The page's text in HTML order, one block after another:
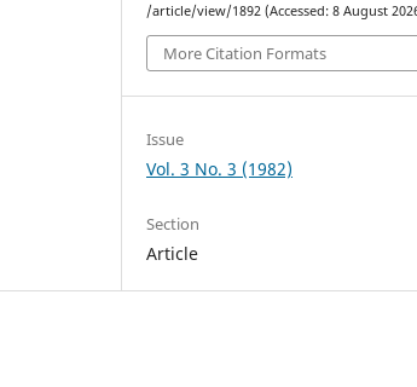
/article/view/1892 (Accessed: 8 August
More Citation Formats
Issue
Vol. 3 No. 3 (1982)
Section
Article